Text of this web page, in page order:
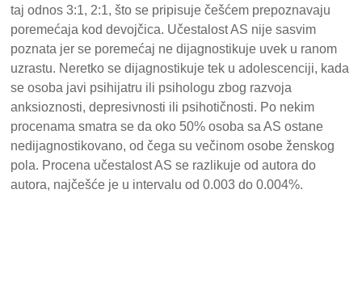
taj odnos 3:1, 2:1, što se pripisuje češćem prepoznavaju
poremećaja kod devojčica. Učestalost AS nije sasvim
poznata jer se poremećaj ne dijagnostikuje uvek u ranom
uzrastu. Neretko se dijagnostikuje tek u adolescenciji, kada
se osoba javi psihijatru ili psihologu zbog razvoja
anksioznosti, depresivnosti ili psihotičnosti. Po nekim
procenama smatra se da oko 50% osoba sa AS ostane
nedijagnostikovano, od čega su večinom osobe ženskog
pola. Procena učestalost AS se razlikuje od autora do
autora, najčešće je u intervalu od 0.003 do 0.004%.